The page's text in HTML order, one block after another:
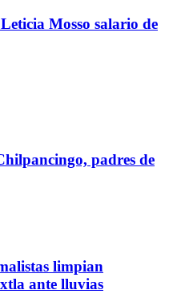
Mosso salario de
padres de
limpian
ante lluvias